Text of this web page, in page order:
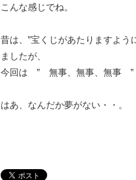
こんな感じでね。
昔は、”宝くじがあたりますよ
ましたが、
今回は ” 無事、無事、無事
はあ、なんだか夢がない・・。